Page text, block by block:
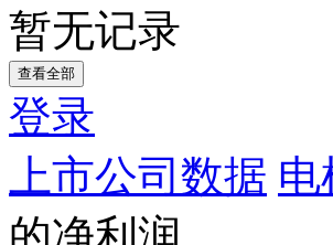
暂无记录
查看全部
登录
上市公司数据 电